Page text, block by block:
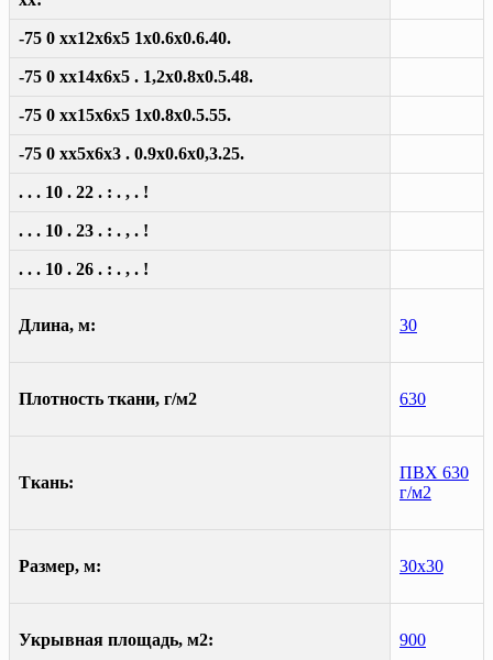
-75 0 xx12x6x5 1x0.6x0.6.40.
-75 0 xx14x6x5 . 1,2x0.8x0.5.48.
-75 0 xx15x6x5 1x0.8x0.5.55.
-75 0 xx5x6x3 . 0.9x0.6x0,3.25.
. . . 10 . 22 . : . , . !
. . . 10 . 23 . : . , . !
. . . 10 . 26 . : . , . !
Длина, м: 30
Плотность ткани, г/м2 630
Ткань:
ПВХ 630
г/м2
Размер, м: 30х30
Укрывная площадь, м2: 900